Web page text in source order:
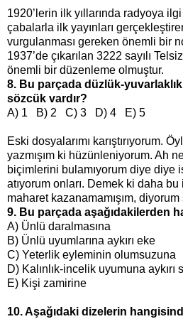
1920’lerin ilk yıllarında radyoya
çabalarla ilk yayınları
vurgulanması gereken önemli bir
1937’de çıkarılan 3222 sayılı
önemli bir düzenleme olmuştur.
8. Bu parçada düzlük-
sözcük vardır?
A) 1 B) 2 C) 3 D) 4 E) 5
Eski dosyalarımı karıştırıyorum.
yazmışım ki hüzünleniyorum. Ah
biçimlerini bulamıyorum diye diye
atıyorum onları. Demek ki daha
maharet kazanamamışım, diyorum
9. Bu parçada aşağıdakilerden
A) Ünlü daralmasına
B) Ünlü uyumlarına aykırı eke
C) Yeterlik eyleminin olumsuzuna
D) Kalınlık-incelik uyumuna aykırı
E) Kişi zamirine
10. Aşağıdaki dizelerin